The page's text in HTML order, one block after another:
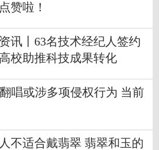
赞啦！
讯丨63名技术经纪人签约
校助推科技成果转化
唱或涉多项侵权行为 当前
不适合戴翡翠 翡翠和玉的